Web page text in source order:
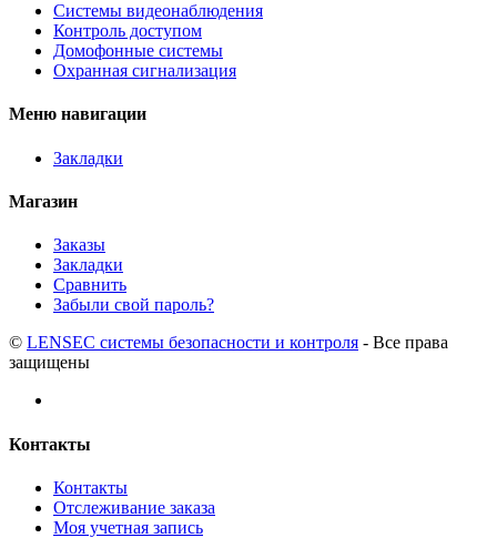
Системы видеонаблюдения
Контроль доступом
Домофонные системы
Охранная сигнализация
Меню навигации
Закладки
Магазин
Заказы
Закладки
Сравнить
Забыли свой пароль?
© LENSEC системы безопасности и контроля - Все права
защищены
Контакты
Контакты
Отслеживание заказа
Моя учетная запись